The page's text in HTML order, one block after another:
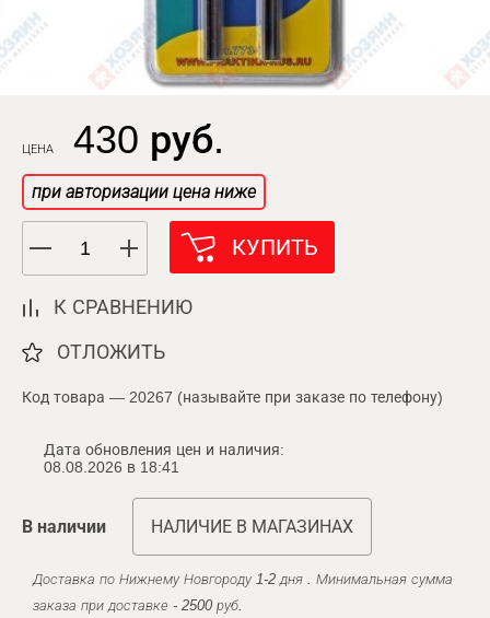
ЦЕНА 430 руб.
при авторизации цена ниже
КУПИТЬ
К СРАВНЕНИЮ
ОТЛОЖИТЬ
Код товара — 20267 (называйте при заказе по телефону)
Дата обновления цен и наличия:
08.08.2026 в 18:41
В наличии НАЛИЧИЕ В МАГАЗИНАХ
Доставка по Нижнему Новгороду 1-2 дня . Минимальная сумма
заказа при доставке - 2500 руб.